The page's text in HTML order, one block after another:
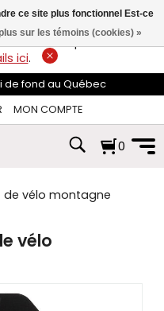
de plus de 74$*.
ici.
de fond au Québec
MON COMPTE
0
vélo montagne
vélo
ce site plus fonctionnel Est-ce
sur les témoins (cookies) »